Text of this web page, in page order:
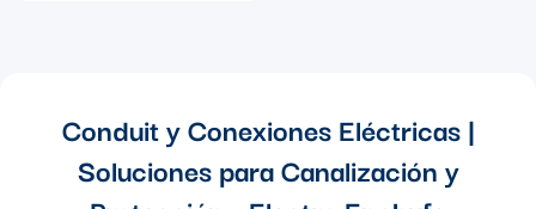
Conduit y Conexiones Eléctricas |
Soluciones para Canalización y